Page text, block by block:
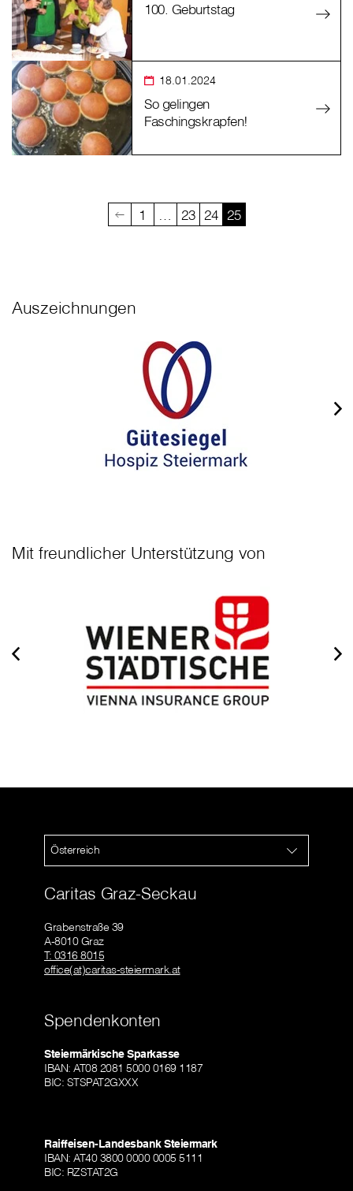
100. Geburtstag
18.01.2024
So gelingen
Faschingskrapfen!
1 … 23 24 25
Auszeichnungen
Mit freundlicher Unterstützung von
Österreich
Caritas Graz-Seckau
Grabenstraße 39
A-8010 Graz
T: 0316 8015
office(at)caritas-steiermark.at
Spendenkonten
Steiermärkische Sparkasse
IBAN: AT08 2081 5000 0169 1187
BIC: STSPAT2GXXX
Raiffeisen-Landesbank Steiermark
IBAN: AT40 3800 0000 0005 5111
BIC: RZSTAT2G